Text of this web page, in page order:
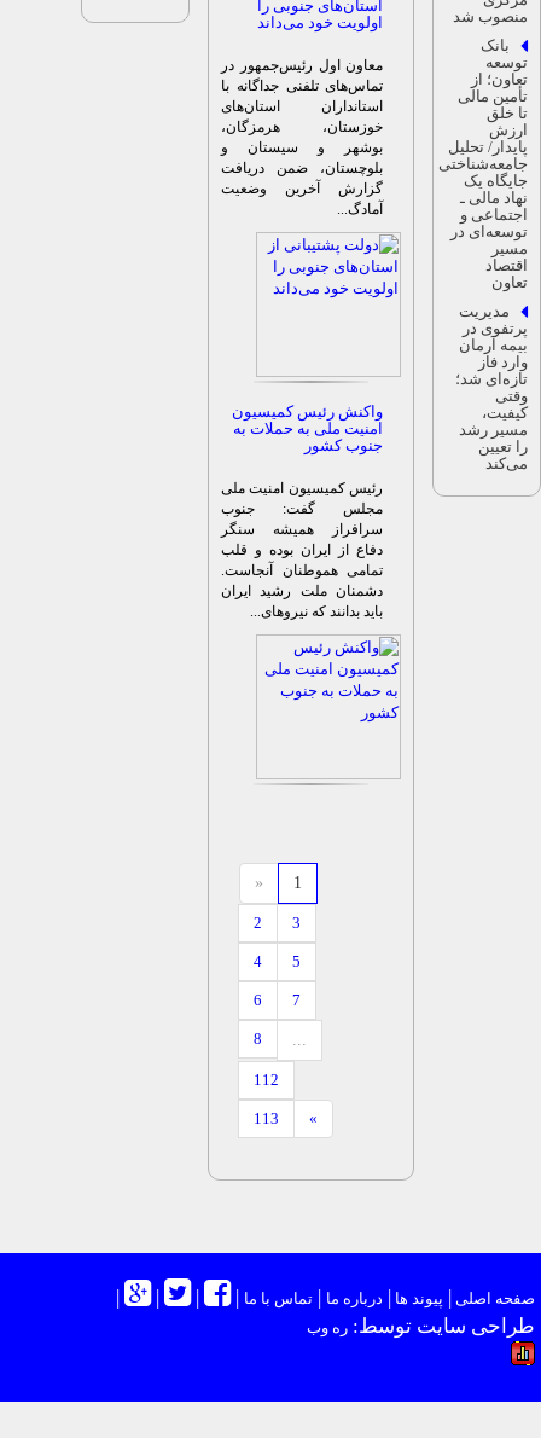
استان‌های جنوبی را
اولویت خود می‌داند
معاون اول رئیس‌جمهور در
تماس‌های تلفنی جداگانه با
استانداران استان‌های
خوزستان، هرمزگان،
بوشهر و سیستان و
بلوچستان، ضمن دریافت
گزارش آخرین وضعیت
آمادگ...
واکنش رئیس کمیسیون
امنیت ملی به حملات به
جنوب کشور
رئیس کمیسیون امنیت ملی
مجلس گفت: جنوب
سرافراز همیشه سنگر
دفاع از ایران بوده و قلب
تمامی هموطنان آنجاست.
دشمنان ملت رشید ایران
باید بدانند که نیرو‌های...
112
113
شد
بانک
از
مالی
خلق
تحلیل
یک
مالی ـ
و
در
مدیریت
در
آرمان
فاز
شد؛
رشد
تعیین
اصلی| پیوند ها |درباره ما |تماس با ما |
|
|
|
سایت توسط:ره وب